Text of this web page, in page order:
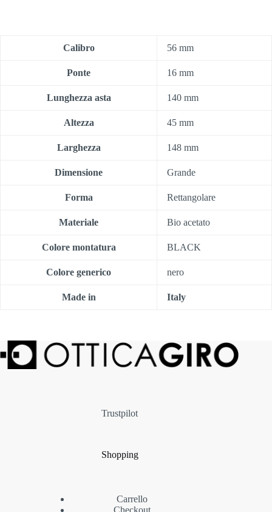
Calibro 56 mm
Ponte 16 mm
Lunghezza asta 140 mm
Altezza 45 mm
Larghezza 148 mm
Dimensione Grande
Forma Rettangolare
Materiale Bio acetato
Colore montatura BLACK
Colore generico nero
Made in Italy
Trustpilot
Shopping
Carrello
Checkout